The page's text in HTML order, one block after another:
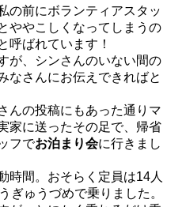
の前にボランティアスタッ
ややこしくなってしまうの
呼ばれています！
が、シンさんのいない間の
なさんにお伝えできればと
んの投稿にもあった通りマ
家に送ったその足で、帰省
フでお泊まり会に行きまし
時間。おそらく定員は14人
ぎゅうづめで乗りました。